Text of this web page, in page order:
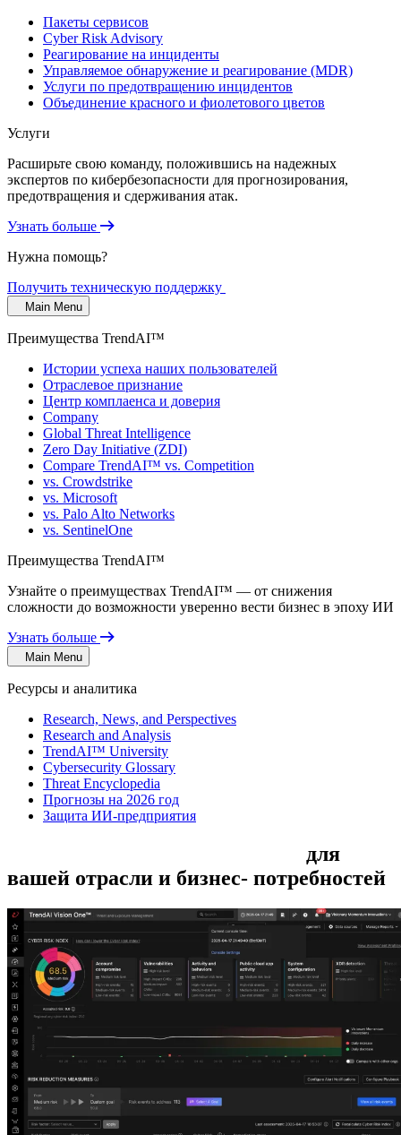
Пакеты сервисов
Cyber Risk Advisory
Реагирование на инциденты
Управляемое обнаружение и реагирование (MDR)
Услуги по предотвращению инцидентов
Объединение красного и фиолетового цветов
Услуги
Расширьте свою команду, положившись на надежных
экспертов по кибербезопасности для прогнозирования,
предотвращения и сдерживания атак.
Узнать больше
Нужна помощь?
Получить техническую поддержку
Main Menu
Преимущества TrendAI™
Истории успеха наших пользователей
Отраслевое признание
Центр комплаенса и доверия
Company
Global Threat Intelligence
Zero Day Initiative (ZDI)
Compare TrendAI™ vs. Competition
vs. Crowdstrike
vs. Microsoft
vs. Palo Alto Networks
vs. SentinelOne
Преимущества TrendAI™
Узнайте о преимуществах TrendAI™ — от снижения
сложности до возможности уверенно вести бизнес в эпоху ИИ
Узнать больше
Main Menu
Ресурсы и аналитика
Research, News, and Perspectives
Research and Analysis
TrendAI™ University
Cybersecurity Glossary
Threat Encyclopedia
Прогнозы на 2026 год
Защита ИИ-предприятия
для
вашей отрасли и бизнес- потребностей